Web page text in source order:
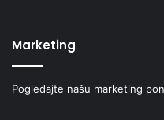
Marketing
Pogledajte našu marketing